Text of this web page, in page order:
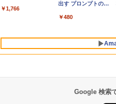
ンチノートブック：
Retinaディスプレ
512GB SSD、1080p
ンケース Dell NEC
dynabook Lenovo
￥2,952
を含む】 【オンライ
インコード版
2024(最新 永続版)|オ
版|Windows11、
￥39,582
￥1,766
出す プロンプトの言
ズ (はぴーイラスト
￥480
Google 検索